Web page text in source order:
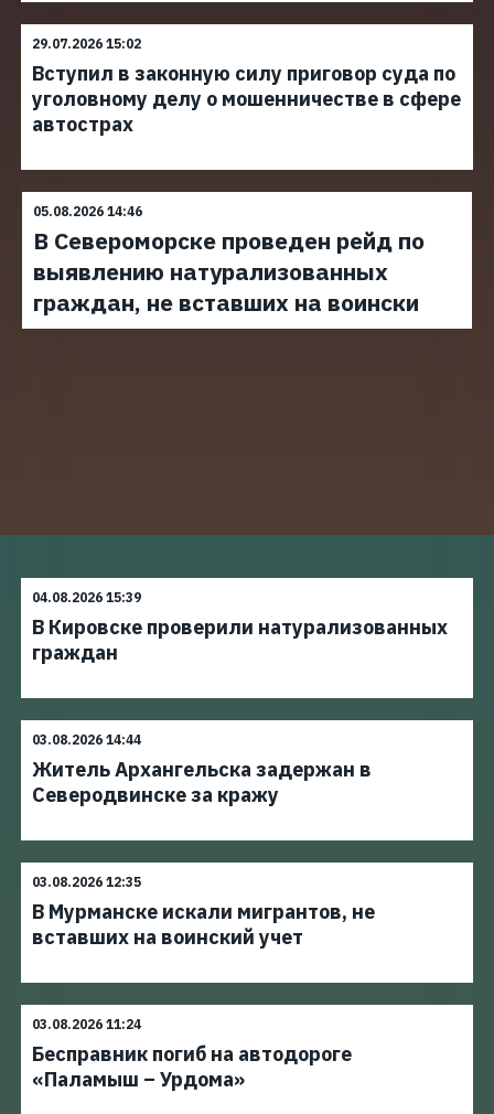
29.07.2026 15:02
Вступил в законную силу приговор суда по
уголовному делу о мошенничестве в сфере
автострах
05.08.2026 14:46
В Североморске проведен рейд по
выявлению натурализованных
граждан, не вставших на воински
04.08.2026 15:39
В Кировске проверили натурализованных
граждан
03.08.2026 14:44
Житель Архангельска задержан в
Северодвинске за кражу
03.08.2026 12:35
В Мурманске искали мигрантов, не
вставших на воинский учет
03.08.2026 11:24
Бесправник погиб на автодороге
«Паламыш – Урдома»